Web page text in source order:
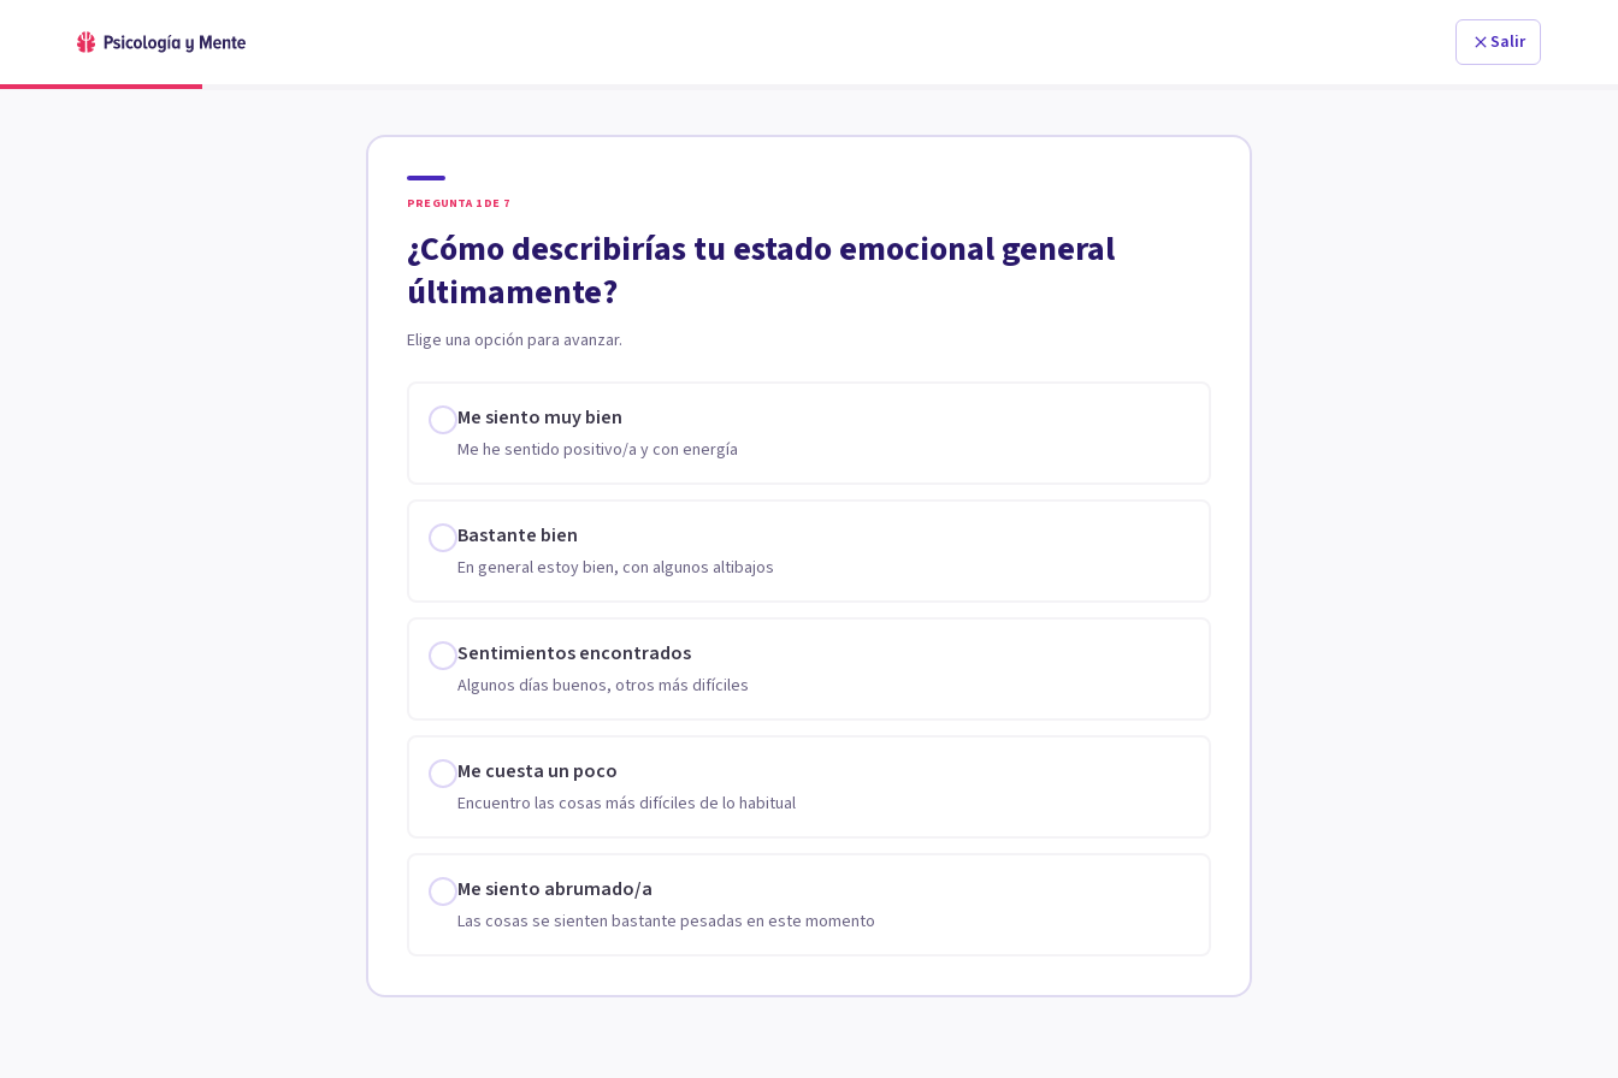
Salir
PREGUNTA 1 DE 7
¿Cómo describirías tu estado emocional general
últimamente?
Elige una opción para avanzar.
Me siento muy bien
Me he sentido positivo/a y con energía
Bastante bien
En general estoy bien, con algunos altibajos
Sentimientos encontrados
Algunos días buenos, otros más difíciles
Me cuesta un poco
Encuentro las cosas más difíciles de lo habitual
Me siento abrumado/a
Las cosas se sienten bastante pesadas en este momento